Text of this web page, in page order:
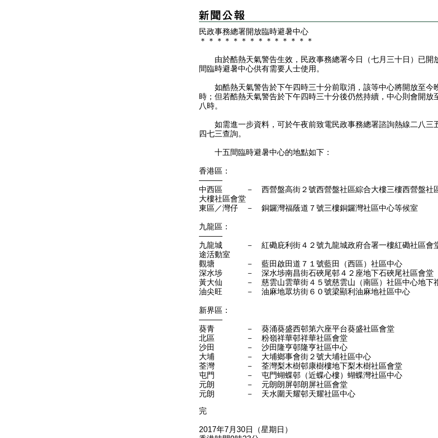
民政事務總署開放臨時避暑中心
＊
＊ ＊ ＊ ＊ ＊ ＊ ＊ ＊ ＊ ＊ ＊ ＊ ＊
由於酷熱天氣警告生效，民政事務總署今日（七月三十日）已開
間臨時避暑中心供有需要人士使用。
如酷熱天氣警告於下午四時三十分前取消，該等中心將開放至今
時；但若酷熱天氣警告於下午四時三十分後仍然持續，中心則會開放
八時。
如需進一步資料，可於午夜前致電民政事務總署諮詢熱線二八
四七三查詢。
十五間臨時避暑中心的地點如下：
香港區：
———
中西區 － 西營盤高街２號西營盤社區綜合大樓三樓西營盤社
大樓社區會堂
東區／灣仔 － 銅鑼灣福蔭道７號三樓銅鑼灣社區中心等候室
九龍區：
———
九龍城 － 紅磡庇利街４２號九龍城政府合署一樓紅磡社區會
途活動室
觀塘 － 藍田啟田道７１號藍田（西區）社區中心
深水埗 － 深水埗南昌街石硤尾邨４２座地下石硤尾社區會堂
黃大仙 － 慈雲山雲華街４５號慈雲山（南區）社區中心地下
油尖旺 － 油麻地眾坊街６０號梁顯利油麻地社區中心
新界區：
———
葵青 － 葵涌葵盛西邨第六座平台葵盛社區會堂
北區 － 粉嶺祥華邨祥華社區會堂
沙田 － 沙田隆亨邨隆亨社區中心
大埔 － 大埔鄉事會街２號大埔社區中心
荃灣 － 荃灣梨木樹邨康樹樓地下梨木樹社區會堂
屯門 － 屯門蝴蝶邨（近蝶心樓）蝴蝶灣社區中心
元朗 － 元朗朗屏邨朗屏社區會堂
元朗 － 天水圍天耀邨天耀社區中心
完
2017年7月30日（星期日）